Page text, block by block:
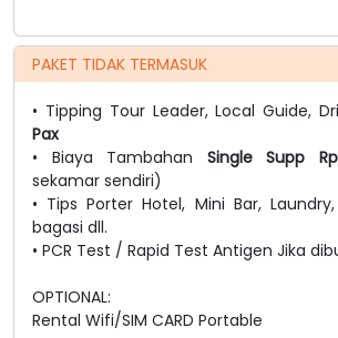
PAKET TIDAK TERMASUK
• Tipping Tour Leader, Local Guide,
Pax
• Biaya Tambahan Single Supp
sekamar sendiri)
• Tips Porter Hotel, Mini Bar,
bagasi dll.
• PCR Test / Rapid Test Antigen Jika
OPTIONAL:
Rental Wifi/SIM CARD Portable